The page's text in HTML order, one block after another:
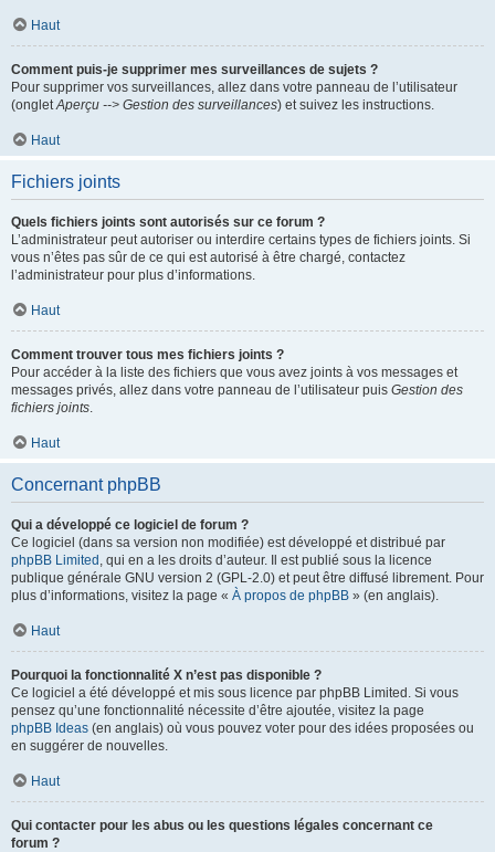
Haut
Comment puis-je supprimer mes surveillances de sujets ?
Pour supprimer vos surveillances, allez dans votre panneau de l’utilisateur
(ongletAperçu --> Gestion des surveillances) et suivez les instructions.
Haut
Fichiers joints
Quels fichiers joints sont autorisés sur ce forum ?
L’administrateur peut autoriser ou interdire certains types de fichiers joints. Si
vous n’êtes pas sûr de ce qui est autorisé à être chargé, contactez
l’administrateur pour plus d’informations.
Haut
Comment trouver tous mes fichiers joints ?
Pour accéder à la liste des fichiers que vous avez joints à vos messages et
messages privés, allez dans votre panneau de l’utilisateur puis Gestion des
fichiers joints.
Haut
Concernant phpBB
Qui a développé ce logiciel de forum ?
Ce logiciel (dans sa version non modifiée) est développé et distribué par
phpBB Limited , qui en a les droits d’auteur. Il est publié sous la licence
publique générale GNU version 2 (GPL-2.0) et peut être diffusé librement. Pour
plus d’informations, visitez la page « À propos de phpBB » (en anglais).
Haut
Pourquoi la fonctionnalité X n’est pas disponible ?
Ce logiciel a été développé et mis sous licence par phpBB Limited. Si vous
pensez qu’une fonctionnalité nécessite d’être ajoutée, visitez la page
phpBB Ideas (en anglais) où vous pouvez voter pour des idées proposées ou
en suggérer de nouvelles.
Haut
Qui contacter pour les abus ou les questions légales concernant ce
forum ?